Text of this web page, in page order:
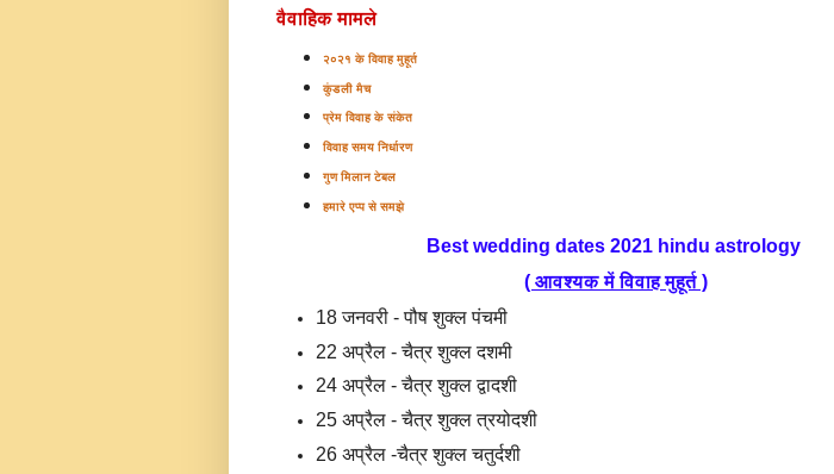
वैवाहिक मामले
२०२१ के विवाह मुहूर्त
कुंडली मैच
प्रेम विवाह के संकेत
विवाह समय निर्धारण
गुण मिलान टेबल
हमारे एप्प से समझे
Best wedding dates 2021 hindu astrology
( आवश्यक में विवाह मुहूर्त )
18 जनवरी - पौष शुक्ल पंचमी
22 अप्रैल - चैत्र शुक्ल दशमी
24 अप्रैल - चैत्र शुक्ल द्वादशी
25 अप्रैल - चैत्र शुक्ल त्रयोदशी
26 अप्रैल -चैत्र शुक्ल चतुर्दशी